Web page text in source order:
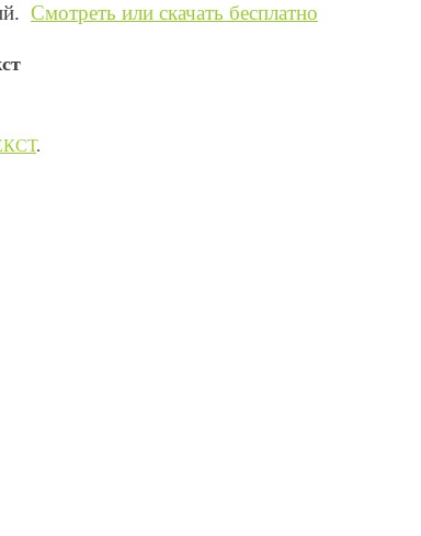
Смотреть или скачать бесплатно
.